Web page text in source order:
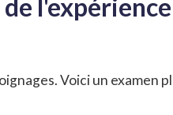
Voici un examen